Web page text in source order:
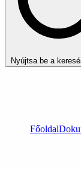
Nyújtsa be a
Főoldal